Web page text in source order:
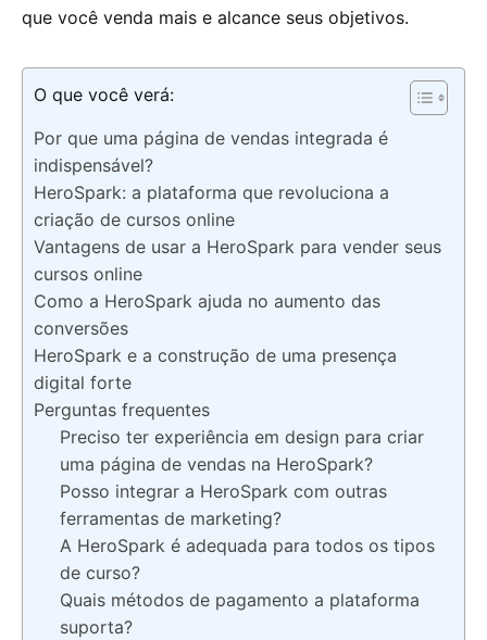
que você venda mais e alcance seus objetivos.
O que você verá:
Por que uma página de vendas integrada é
indispensável?
HeroSpark: a plataforma que revoluciona a
criação de cursos online
Vantagens de usar a HeroSpark para vender seus
cursos online
Como a HeroSpark ajuda no aumento das
conversões
HeroSpark e a construção de uma presença
digital forte
Perguntas frequentes
Preciso ter experiência em design para criar
uma página de vendas na HeroSpark?
Posso integrar a HeroSpark com outras
ferramentas de marketing?
A HeroSpark é adequada para todos os tipos
de curso?
Quais métodos de pagamento a plataforma
suporta?